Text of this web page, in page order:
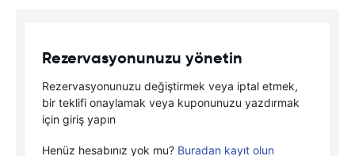
Rezervasyonunuzu yönetin
Rezervasyonunuzu değiştirmek veya iptal etmek,
bir teklifi onaylamak veya kuponunuzu yazdırmak
için giriş yapın
Henüz hesabınız yok mu? Buradan kayıt olun